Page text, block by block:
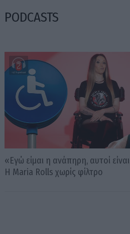
PODCASTS
«Εγώ είμαι η ανάπηρη, αυτοί
Η Maria Rolls χωρίς φίλτρο